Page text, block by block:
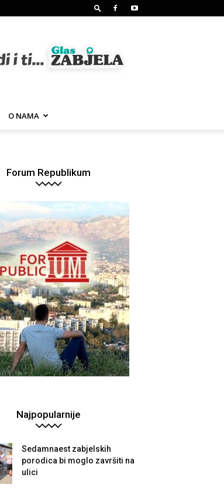
O NAMA
Forum Republikum
Najpopularnije
Sedamnaest zabjelskih
porodica bi moglo završiti na
ulici